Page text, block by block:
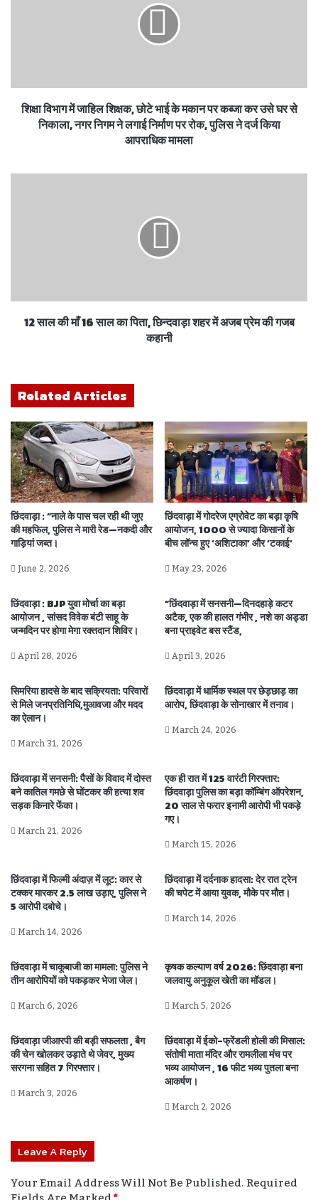
शिक्षा विभाग में जाहिल शिक्षक, छोटे भाई के मकान पर कब्जा कर उसे घर से
निकाला, नगर निगम ने लगाई निर्माण पर रोक, पुलिस ने दर्ज किया
आपराधिक मामला
12 साल की माँ 16 साल का पिता, छिन्दवाड़ा शहर में अजब प्रेम की गजब
कहानी
Related Articles
छिंदवाड़ा : “नाले के पास चल रही थी जुए
की महफिल, पुलिस ने मारी रेड—नकदी और
गाड़ियां जब्त।
June 2, 2026
छिंदवाड़ा में गोदरेज एग्रोवेट का बड़ा कृषि
आयोजन, 1000 से ज्यादा किसानों के
बीच लॉन्च हुए ‘अशिटाका’ और ‘टकाई’
May 23, 2026
छिंदवाड़ा : BJP युवा मोर्चा का बड़ा
आयोजन , सांसद विवेक बंटी साहू के
जन्मदिन पर होगा मेगा रक्तदान शिविर।
April 28, 2026
“छिंदवाड़ा में सनसनी—दिनदहाड़े कटर
अटैक, एक की हालत गंभीर , नशे का अड्डा
बना प्राइवेट बस स्टैंड,
April 3, 2026
सिमरिया हादसे के बाद सक्रियता: परिवारों
से मिले जनप्रतिनिधि,मुआवजा और मदद
का ऐलान।
March 31, 2026
छिंदवाड़ा में धार्मिक स्थल पर छेड़छाड़ का
आरोप, छिंदवाड़ा के सोनाखार में तनाव।
March 24, 2026
छिंदवाड़ा में सनसनी: पैसों के विवाद में दोस्त
बने कातिल गमछे से घोंटकर की हत्या शव
सड़क किनारे फेंका।
March 21, 2026
एक ही रात में 125 वारंटी गिरफ्तार:
छिंदवाड़ा पुलिस का बड़ा कॉम्बिंग ऑपरेशन,
20 साल से फरार इनामी आरोपी भी पकड़े
गए।
March 15, 2026
छिंदवाड़ा में फिल्मी अंदाज़ में लूट: कार से
टक्कर मारकर 2.5 लाख उड़ाए, पुलिस ने
5 आरोपी दबोचे।
March 14, 2026
छिंदवाड़ा में दर्दनाक हादसा: देर रात ट्रेन
की चपेट में आया युवक, मौके पर मौत।
March 14, 2026
छिंदवाड़ा में चाकूबाजी का मामला: पुलिस ने
तीन आरोपियों को पकड़कर भेजा जेल।
March 6, 2026
कृषक कल्याण वर्ष 2026: छिंदवाड़ा बना
जलवायु अनुकूल खेती का मॉडल।
March 5, 2026
छिंदवाड़ा जीआरपी की बड़ी सफलता , बैग
की चेन खोलकर उड़ाते थे जेवर, मुख्य
सरगना सहित 7 गिरफ्तार।
March 3, 2026
छिंदवाड़ा में ईको-फ्रेंडली होली की मिसाल:
संतोषी माता मंदिर और रामलीला मंच पर
भव्य आयोजन , 16 फीट भव्य पुतला बना
आकर्षण।
March 2, 2026
Leave A Reply
Your Email Address Will Not Be Published.Required